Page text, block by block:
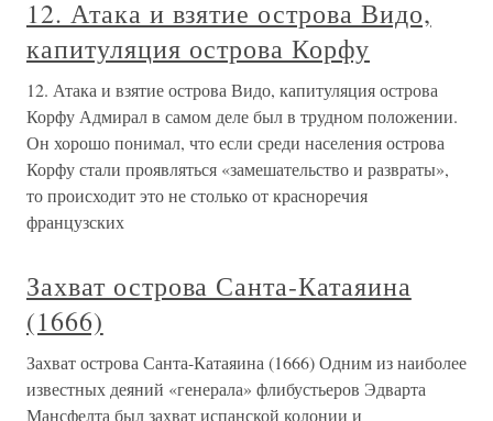
12. Атака и взятие острова Видо,
капитуляция острова Корфу
12. Атака и взятие острова Видо, капитуляция острова
Корфу Адмирал в самом деле был в трудном положении.
Он хорошо понимал, что если среди населения острова
Корфу стали проявляться «замешательство и развраты»,
то происходит это не столько от красноречия
французских
Захват острова Санта-Катаяина
(1666)
Захват острова Санта-Катаяина (1666) Одним из наиболее
известных деяний «генерала» флибустьеров Эдварта
Мансфелта был захват испанской колонии и